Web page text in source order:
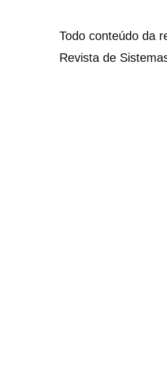
Todo conteúdo da
Revista de